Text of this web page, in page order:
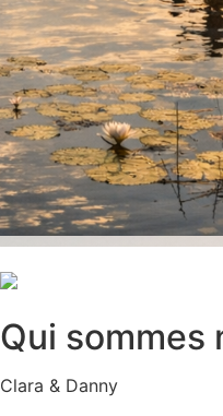
Qui sommes
Clara & Danny